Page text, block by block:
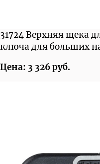
31724 Верхняя щека
ключа для больших
Цена: 3 326 руб.